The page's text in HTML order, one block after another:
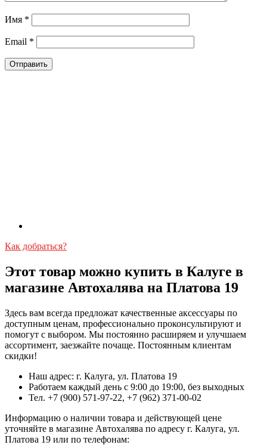
Имя *
Email *
Как добраться?
Этот товар можно купить в Калуге в
магазине Автохалява на Платова 19
Здесь вам всегда предложат качественные аксессуары по
доступным ценам, профессионально проконсультируют и
помогут с выбором. Мы постоянно расширяем и улучшаем
ассортимент, заезжайте почаще. Постоянным клиентам
скидки!
Наш адрес: г. Калуга, ул. Платова 19
Работаем каждый день с 9:00 до 19:00, без выходных
Тел. +7 (900) 571-97-22, +7 (962) 371-00-02
Информацию о наличии товара и действующей цене
уточняйте в магазине Автохалява по адресу г. Калуга, ул.
Платова 19 или по телефонам: